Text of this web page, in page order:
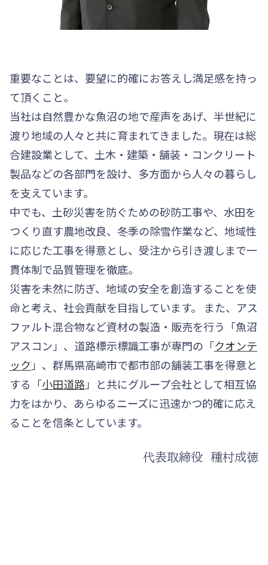
重要なことは、要望に的確にお答えし満足感を持っ
て頂くこと。
当社は自然豊かな魚沼の地で産声をあげ、半世紀に
渡り地域の人々と共に育まれてきました。現在は総
合建設業として、土木・建築・舗装・コンクリート
製品などの各部門を設け、多方面から人々の暮らし
を支えています。
中でも、土砂災害を防ぐための砂防工事や、水田を
つくり直す農地改良、冬季の除雪作業など、地域性
に応じた工事を得意とし、受注から引き渡しまで一
貫体制で品質管理を徹底。
災害を未然に防ぎ、地域の安全を創造することを使
命と考え、社会貢献を目指しています。 また、アス
ファルト混合物など資材の製造・販売を行う「魚沼
アスコン」、道路標示標識工事が専門の「クオンテ
ック 」、群馬県高崎市で都市部の舗装工事を得意と
する「小田道路」と共にグループ会社として相互協
力をはかり、あらゆるニーズに迅速かつ的確に応え
ることを信条としています。
代表取締役 種村成徳